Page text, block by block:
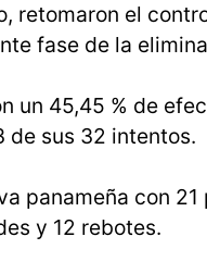
retomaron el
fase de la
un 45,45 % de
de sus 32 intentos.
panameña con
y 12 rebotes.